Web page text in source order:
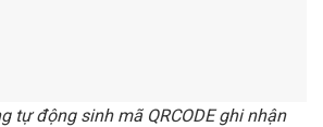
tự động sinh mã QRCODE ghi nhận